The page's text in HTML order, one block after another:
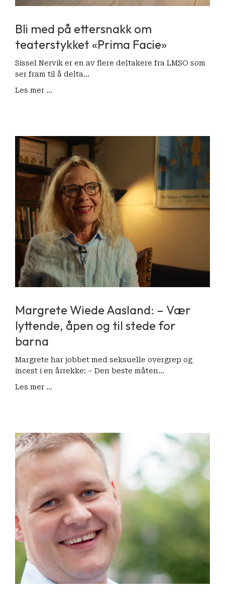
Bli med på ettersnakk om
teaterstykket «Prima Facie»
Sissel Nervik er en av flere deltakere fra LMSO som
ser fram til å delta…
Les mer ...
Margrete Wiede Aasland: – Vær
lyttende, åpen og til stede for
barna
Margrete har jobbet med seksuelle overgrep og
incest i en årrekke: – Den beste måten…
Les mer ...